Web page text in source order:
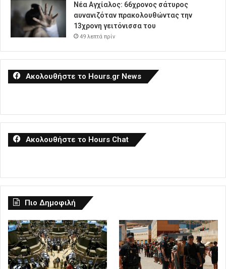
Νέα Αγχίαλος: 66χρονος σάτυρος
αυνανιζόταν πρακολουθώντας την
13χρονη γειτόνισσα του
49 λεπτά πρίν
Ακολουθήστε το Hours.gr News
Ακολουθήστε το Hours Chat
Πιο Δημοφιλή